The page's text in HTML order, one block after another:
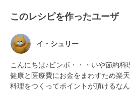
このレシピを作ったユーザ
イ・シュリー
こんにちは♪ビンボ・・・いや節約料
健康と医療費にお金をまわすため楽
料理をつくってポイントが頂けるな